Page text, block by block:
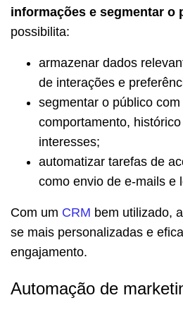
informações e segmentar o
possibilita:
armazenar dados
de interações e
segmentar o público
comportamento,
interesses;
automatizar tarefas de
como envio de e-mails e
Com um CRM bem utilizado,
se mais personalizadas e
engajamento.
Automação de